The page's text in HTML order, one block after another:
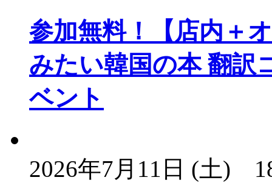
参加無料！【店内＋
みたい韓国の本 翻訳
ベント
2026年7月11日 (土)